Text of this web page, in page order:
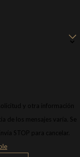
y otra información
de los mensajes varía. Se
STOP para cancelar.